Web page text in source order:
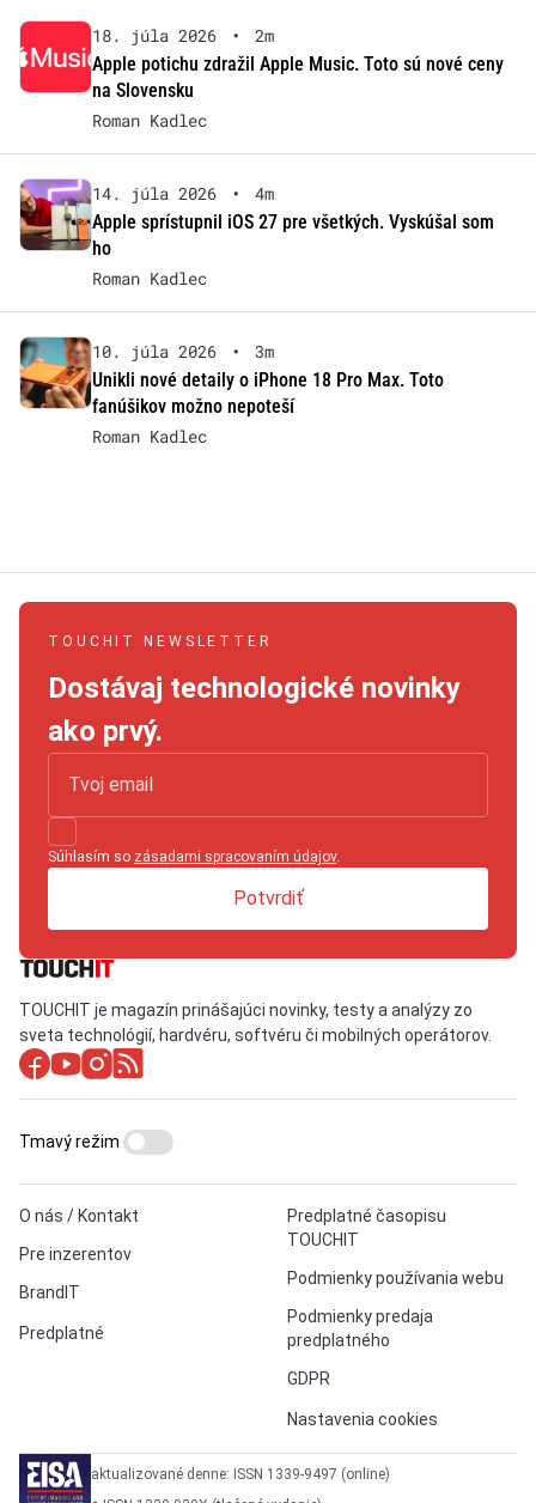
18. júla 2026 •
2m
Apple potichu zdražil Apple Music. Toto sú nové ceny
na Slovensku
Roman Kadlec
14. júla 2026 •
4m
Apple sprístupnil iOS 27 pre všetkých. Vyskúšal som
ho
Roman Kadlec
10. júla 2026 •
3m
Unikli nové detaily o iPhone 18 Pro Max. Toto
fanúšikov možno nepoteší
Roman Kadlec
TOUCHIT NEWSLETTER
Dostávaj technologické novinky
ako prvý.
Súhlasím so zásadami spracovaním údajov.
Potvrdiť
TOUCHIT je magazín prinášajúci novinky, testy a analýzy zo
sveta technológií, hardvéru, softvéru či mobilných operátorov.
O nás / Kontakt
Pre inzerentov
BrandIT
Predplatné
Predplatné časopisu
TOUCHIT
Podmienky používania webu
Podmienky predaja
predplatného
GDPR
Nastavenia cookies
Tmavý režim
aktualizované denne: ISSN 1339-9497 (online)